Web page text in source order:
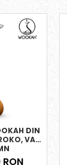
DIN
VAS